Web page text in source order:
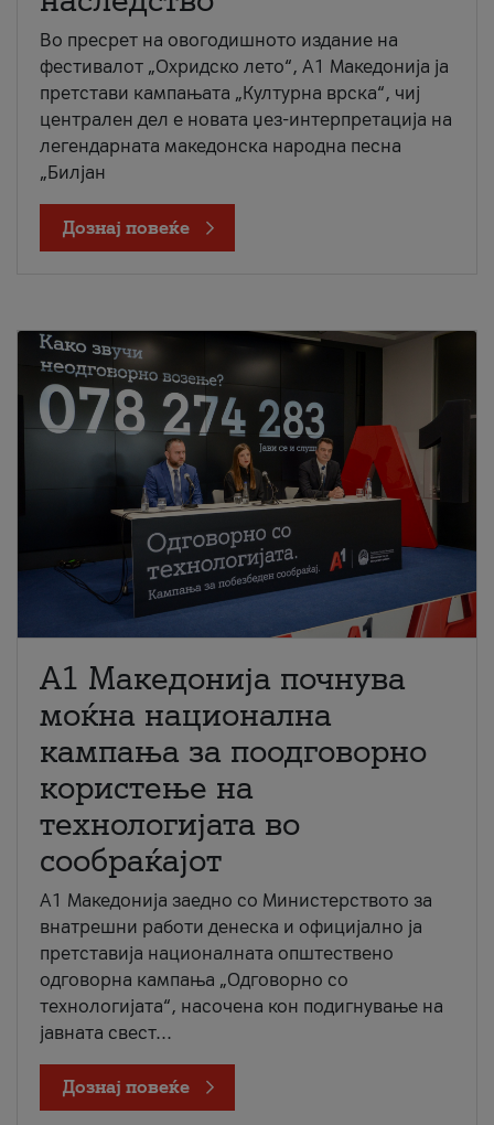
Во пресрет на овогодишното издание на
фестивалот „Охридско лето“, А1 Македонија ја
претстави кампањата „Културна врска“, чиј
централен дел е новата џез-интерпретација на
легендарната македонска народна песна
„Билјан
Дознај повеќе
A1 Македонија почнува
моќна национална
кампања за поодговорно
користење на
технологијата во
сообраќајот
A1 Македонија заедно со Министерството за
внатрешни работи денеска и официјално ја
претставија националната општествено
одговорна кампања „Одговорно со
технологијата“, насочена кон подигнување на
јавната свест...
Дознај повеќе